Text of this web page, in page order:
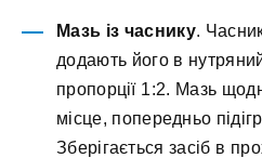
Мазь із часнику.
додають його в
пропорції 1:2. Мазь
місце, попередньо
Зберігається засіб в